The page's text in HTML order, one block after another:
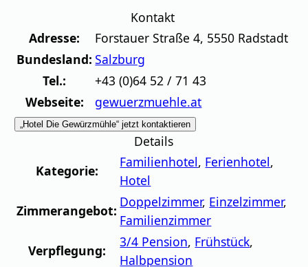
Kontakt
Adresse:
Forstauer Straße 4, 5550 Radstadt
Bundesland: Salzburg
Tel.:
+43 (0)64 52 / 71 43
Webseite:
gewuerzmuehle.at
„Hotel Die Gewürzmühle“ jetzt kontaktieren
Details
Kategorie:
Familienhotel, Ferienhotel,
Hotel
Zimmerangebot:
Doppelzimmer, Einzelzimmer,
Familienzimmer
Verpflegung:
3/4 Pension, Frühstück,
Halbpension